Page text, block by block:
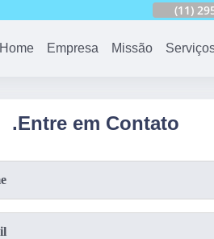
(11)
Home Empresa Missão
.Entre em Contato